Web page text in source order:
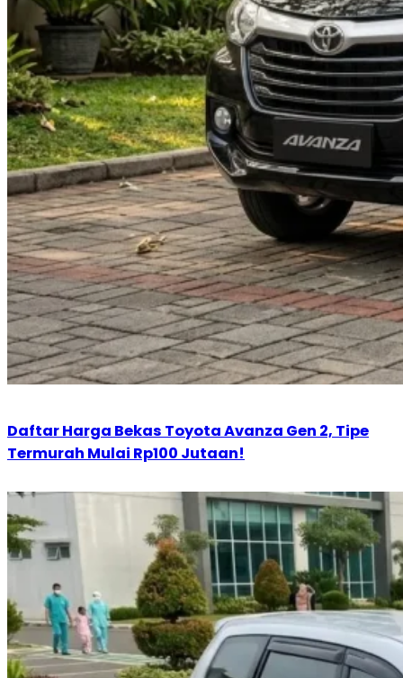
Daftar Harga Bekas Toyota Avanza Gen 2, Tipe
Termurah Mulai Rp100 Jutaan!